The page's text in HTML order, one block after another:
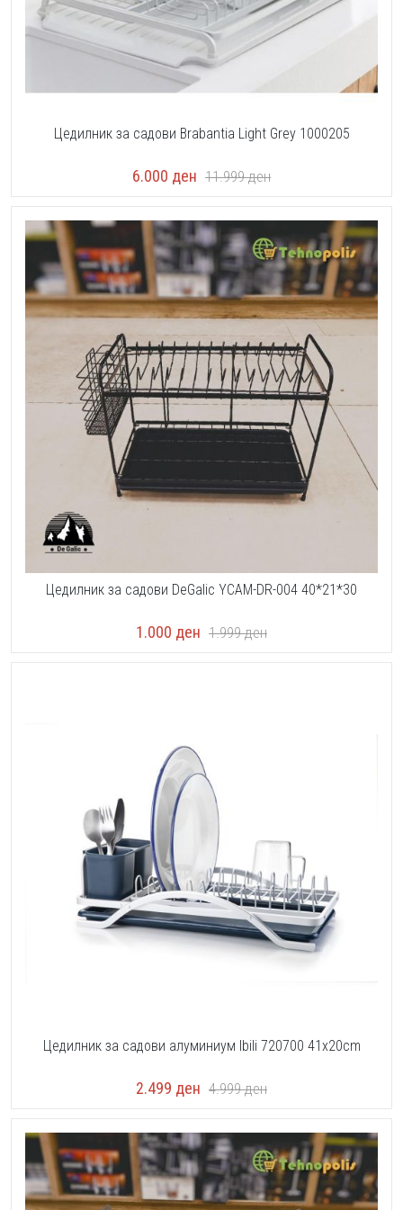
Цедилник за садови Brabantia Light Grey 1000205
6.000 ден 11.999ден
Цедилник за садови DeGalic YCAM-DR-004 40*21*30
1.000 ден 1.999ден
Цедилник за садови алуминиум Ibili 720700 41x20cm
2.499 ден 4.999ден